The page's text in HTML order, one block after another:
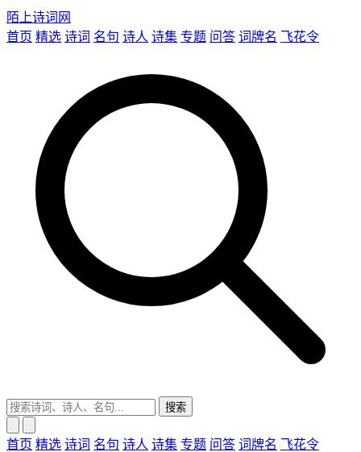
陌上诗词网
首页 精选 诗词 名句 诗人 诗集 专题 问答 词牌名 飞花令
搜索
首页 精选 诗词 名句 诗人 诗集 专题 问答 词牌名 飞花令